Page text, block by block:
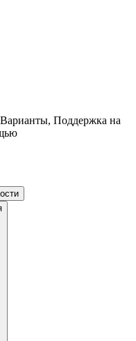
Поддержка на